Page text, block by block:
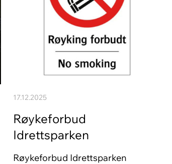
17.12.2025
Røykeforbud
Idrettsparken
Røykeforbud Idrettsparken